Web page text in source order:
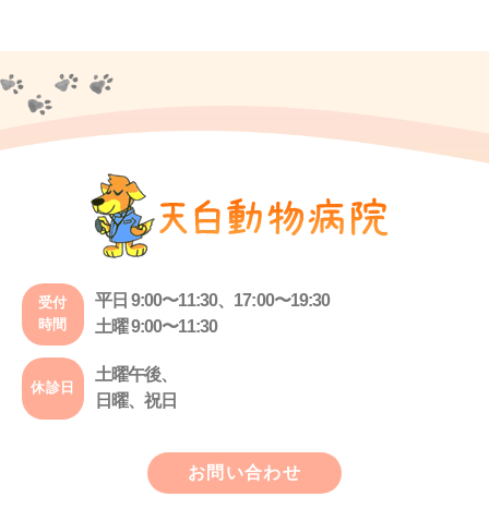
受付
時間
平日 9:00〜11:30、17:00〜19:30
土曜 9:00〜11:30
休診日
土曜午後、
日曜、祝日
お問い合わせ